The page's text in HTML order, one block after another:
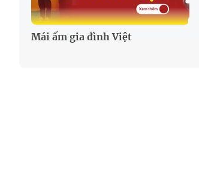
Mái ấm gia đình Việt